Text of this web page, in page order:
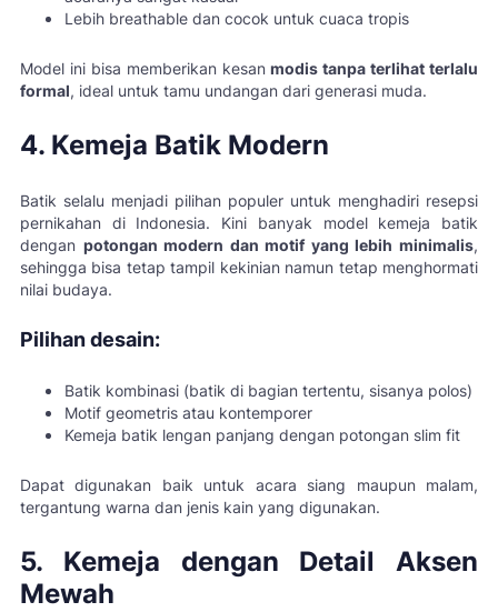
Lebih breathable dan cocok untuk cuaca tropis
Model ini bisa memberikan kesanmodis tanpa terlihat terlalu
formal, ideal untuk tamu undangan dari generasi muda.
4. Kemeja Batik Modern
Batik selalu menjadi pilihan populer untuk menghadiri resepsi
pernikahan di Indonesia. Kini banyak model kemeja batik
dengan potongan modern dan motif yang lebih minimalis,
sehingga bisa tetap tampil kekinian namun tetap menghormati
nilai budaya.
Pilihan desain:
Batik kombinasi (batik di bagian tertentu, sisanya polos)
Motif geometris atau kontemporer
Kemeja batik lengan panjang dengan potongan slim fit
Dapat digunakan baik untuk acara siang maupun malam,
tergantung warna dan jenis kain yang digunakan.
5. Kemeja dengan Detail Aksen
Mewah